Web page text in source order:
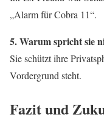
„Alarm für Cobra 11“.
5. Warum spricht sie
Sie schützt ihre
Vordergrund steht.
Fazit und